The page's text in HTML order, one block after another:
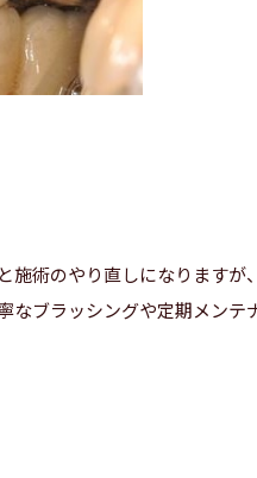
術のやり直しになります
ブラッシングや定期メンテ